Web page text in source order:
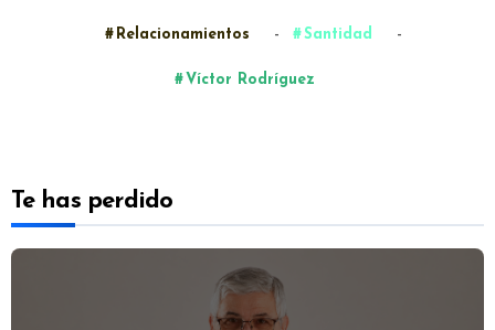
Relacionamientos - Santidad -
Víctor Rodríguez
Te has perdido